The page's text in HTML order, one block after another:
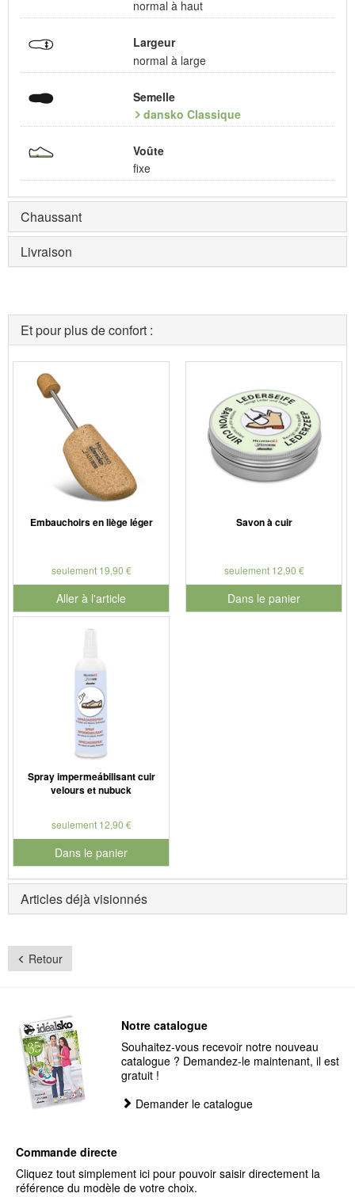
normal à haut
Largeur
normal à large
Semelle
dansko Classique
Voûte
fixe
Chaussant
Livraison
Et pour plus de confort :
Embauchoirs en liège léger
seulement 19,90 €
Aller à l'article
Savon à cuir
seulement 12,90 €
Dans le panier
pour le numéro de produit
Spray impermeábilisant cuir
velours et nubuck
seulement 12,90 €
Dans le panier
pour le numéro de produit 901179
Articles déjà visionnés
Retour
Notre catalogue
Souhaitez-vous recevoir notre nouveau
catalogue ? Demandez-le maintenant, il est
gratuit !
Demander le catalogue
Commande directe
Cliquez tout simplement ici pour pouvoir saisir directement la
référence du modèle de votre choix.